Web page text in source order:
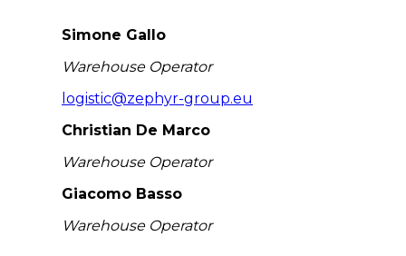
Simone Gallo
Warehouse Operator
logistic@zephyr-group.eu
Christian De Marco
Warehouse Operator
Giacomo Basso
Warehouse Operator